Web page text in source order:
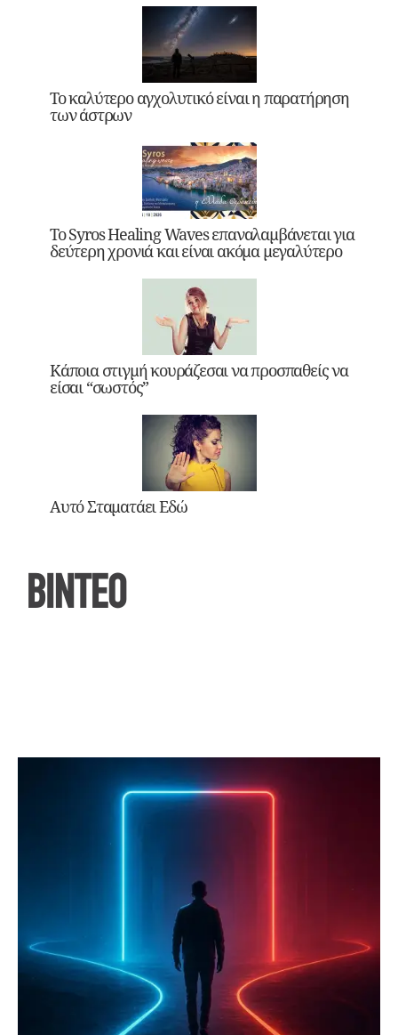
Το καλύτερο αγχολυτικό είναι η παρατήρηση
των άστρων
Το Syros Healing Waves επαναλαμβάνεται για
δεύτερη χρονιά και είναι ακόμα μεγαλύτερο
Κάποια στιγμή κουράζεσαι να προσπαθείς να
είσαι “σωστός”
Αυτό Σταματάει Εδώ
ΒΙΝΤΕΟ